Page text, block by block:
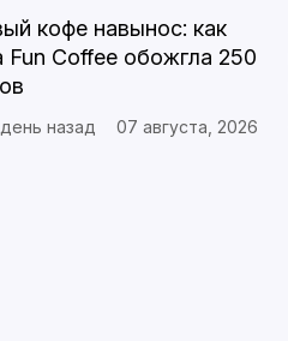
кофе навынос: как
Fun Coffee обожгла 250
день назад 07 августа, 2026